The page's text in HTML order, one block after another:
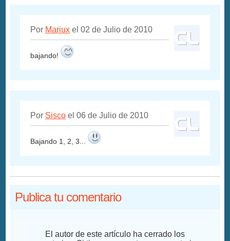
Por Mariux el 02 de Julio de 2010
bajando!
Por Sisco el 06 de Julio de 2010
Bajando 1, 2, 3...
Publica tu comentario
El autor de este artículo ha cerrado los